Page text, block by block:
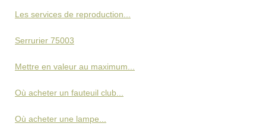
Les services de reproduction...
Serrurier 75003
Mettre en valeur au maximum...
Où acheter un fauteuil club...
Où acheter une lampe...